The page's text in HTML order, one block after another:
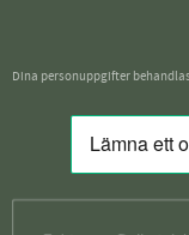
Dina personuppgifter